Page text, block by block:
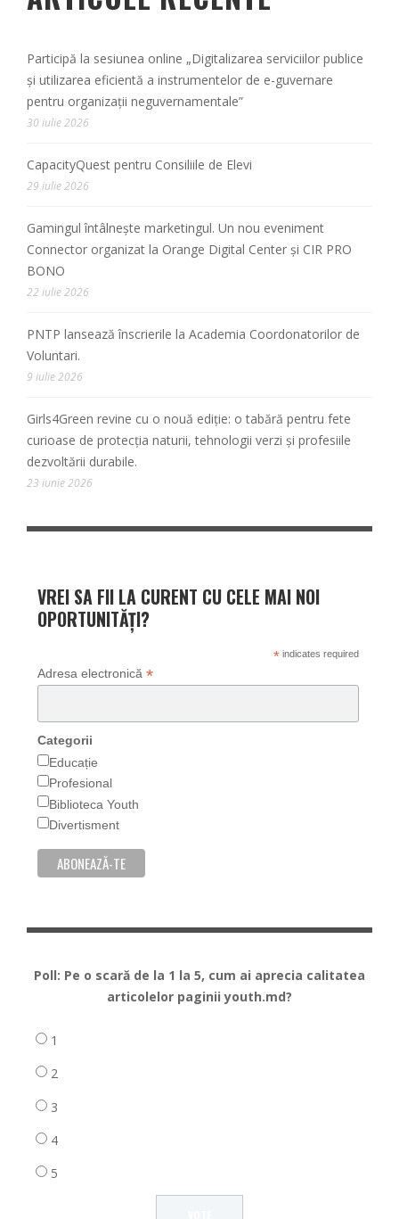
Participă la sesiunea online „Digitalizarea serviciilor publice
și utilizarea eficientă a instrumentelor de e-guvernare
pentru organizații neguvernamentale”
30 iulie 2026
CapacityQuest pentru Consiliile de Elevi
29 iulie 2026
Gamingul întâlnește marketingul. Un nou eveniment
Connector organizat la Orange Digital Center și CIR PRO
BONO
22 iulie 2026
PNTP lansează înscrierile la Academia Coordonatorilor de
Voluntari.
9 iulie 2026
Girls4Green revine cu o nouă ediție: o tabără pentru fete
curioase de protecția naturii, tehnologii verzi și profesiile
dezvoltării durabile.
23 iunie 2026
VREI SA FII LA CURENT CU CELE MAI NOI
OPORTUNITĂȚI?
*indicates required
Adresa electronică *
Categorii
Educație
Profesional
Biblioteca Youth
Divertisment
Poll: Pe o scară de la 1 la 5, cum ai aprecia calitatea
articolelor paginii youth.md?
1
2
3
4
5